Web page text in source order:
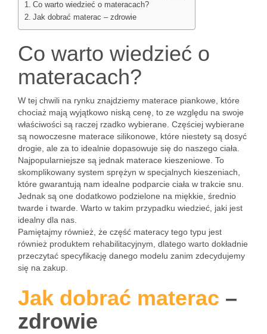
Co warto wiedzieć o materacach?
Jak dobrać materac – zdrowie
Co warto wiedzieć o
materacach?
W tej chwili na rynku znajdziemy materace piankowe, które
chociaż mają wyjątkowo niską cenę, to ze względu na swoje
właściwości są raczej rzadko wybierane. Częściej wybierane
są nowoczesne materace silikonowe, które niestety są dosyć
drogie, ale za to idealnie dopasowuje się do naszego ciała.
Najpopularniejsze są jednak materace kieszeniowe. To
skomplikowany system sprężyn w specjalnych kieszeniach,
które gwarantują nam idealne podparcie ciała w trakcie snu.
Jednak są one dodatkowo podzielone na miękkie, średnio
twarde i twarde. Warto w takim przypadku wiedzieć, jaki jest
idealny dla nas.
Pamiętajmy również, że część materacy tego typu jest
również produktem rehabilitacyjnym, dlatego warto dokładnie
przeczytać specyfikację danego modelu zanim zdecydujemy
się na zakup.
Jak dobrać materac –
zdrowie